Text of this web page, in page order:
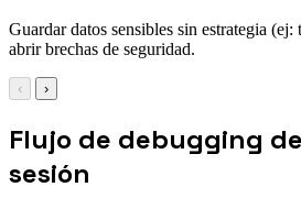
Guardar datos sensibles sin estrategia (ej:
abrir brechas de seguridad.
‹ ›
Flujo de debugging de
sesión